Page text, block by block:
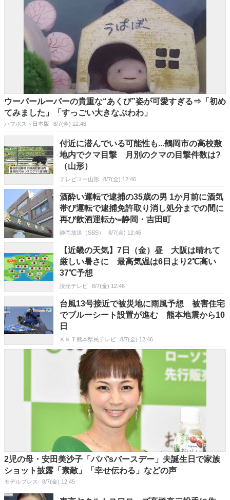
ウーパールーパーの貴重な“あくび”姿が可愛すぎる⇒「初め
てみました」「すっごい大きなぷわわ」
ハフポスト日本版 8/7(金) 12:46
付近に潜んでいる可能性も...鶴岡市の高校敷
地内でクマ目撃 月別のクマの目撃件数は?
（山形）
テレビユー山形 8/7(金) 12:46
酒酔い運転で逮捕の35歳の男 1か月前に酒気
帯び運転で逮捕免許取り消し処分までの間に
再び飲酒運転か=静岡・吉田町
静岡放送（SBS） 8/7(金) 12:46
【近畿の天気】7日（金）昼 大阪は晴れて
厳しい暑さに 最高気温は6日より2℃高い
37℃予想
読売テレビ 8/7(金) 12:46
台風13号接近で被災地に雨風予想 被害住宅
でブルーシート設置が進む 熊本地震から10
日
ＫＫＴ熊本県民テレビ 8/7(金) 12:46
2児の母・安田美沙子「パパ’sバースデー」夫誕生日で家族
ショット披露「素敵」「幸せ伝わる」などの声
モデルプレス 8/7(金) 12:45